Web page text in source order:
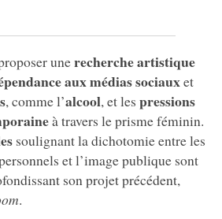
unerecherche artistique
aux médias sociauxet
, comme l’alcool, et les pressions
à travers le prisme féminin.
soulignant la dichotomie entre les
et l’image publique sont
son projet précédent,
.